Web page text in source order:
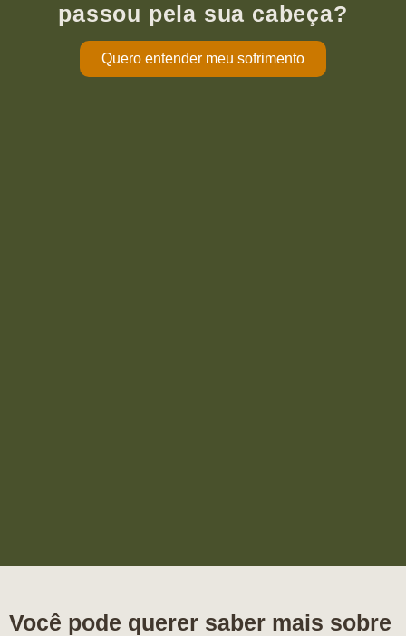
passou pela sua cabeça?
Quero entender meu sofrimento
Você pode querer saber mais sobre